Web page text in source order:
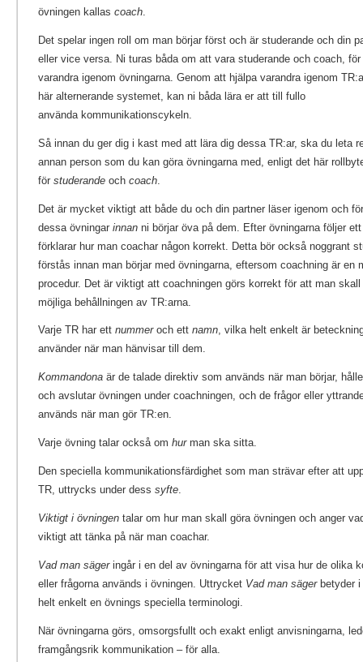
övningen kallas coach
Det spelar ingen roll om man börjar först och är studerande och din
eller vice versa. Ni turas båda om att vara studerande och coach,
varandra igenom övningarna. Genom att hjälpa varandra igenom
här alternerande systemet, kan ni båda lära er att till fullo
använda kommunikationscykeln.
Så innan du ger dig i kast med att lära dig dessa TR:ar, ska du leta
annan person som du kan göra övningarna med, enligt det här
för studerande och coach
Det är mycket viktigt att både du och din partner läser igenom och
dessa övningar innan ni börjar öva på dem. Efter övningarna följer
förklarar hur man coachar någon korrekt. Detta bör också noggrant
förstås innan man börjar med övningarna, eftersom coachning är en
procedur. Det är viktigt att coachningen görs korrekt för att man
möjliga behållningen av TR:arna.
Varje TR har ett nummeroch ett namn, vilka helt enkelt är
använder när man hänvisar till dem.
Kommandona är de talade direktiv som används när man börjar,
och avslutar övningen under coachningen, och de frågor eller
används när man gör TR:en.
Varje övning talar också om hurman ska sitta.
Den speciella kommunikationsfärdighet som man strävar efter att
TR, uttrycks under dess syfte
Viktigt i övningen talar om hur man skall göra övningen och anger
viktigt att tänka på när man coachar.
Vad man sägeringår i en del av övningarna för att visa hur de olika
eller frågorna används i övningen. Uttrycket Vad man sägerbetyder i
helt enkelt en övnings speciella terminologi.
När övningarna görs, omsorgsfullt och exakt enligt anvisningarna,
framgångsrik kommunikation – för alla.